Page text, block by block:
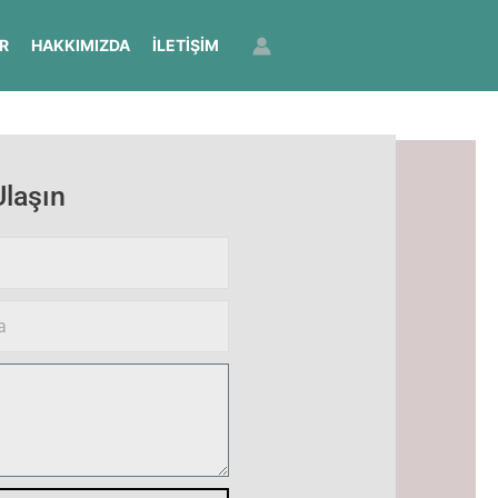
HAKKIMIZDA İLETIŞIM